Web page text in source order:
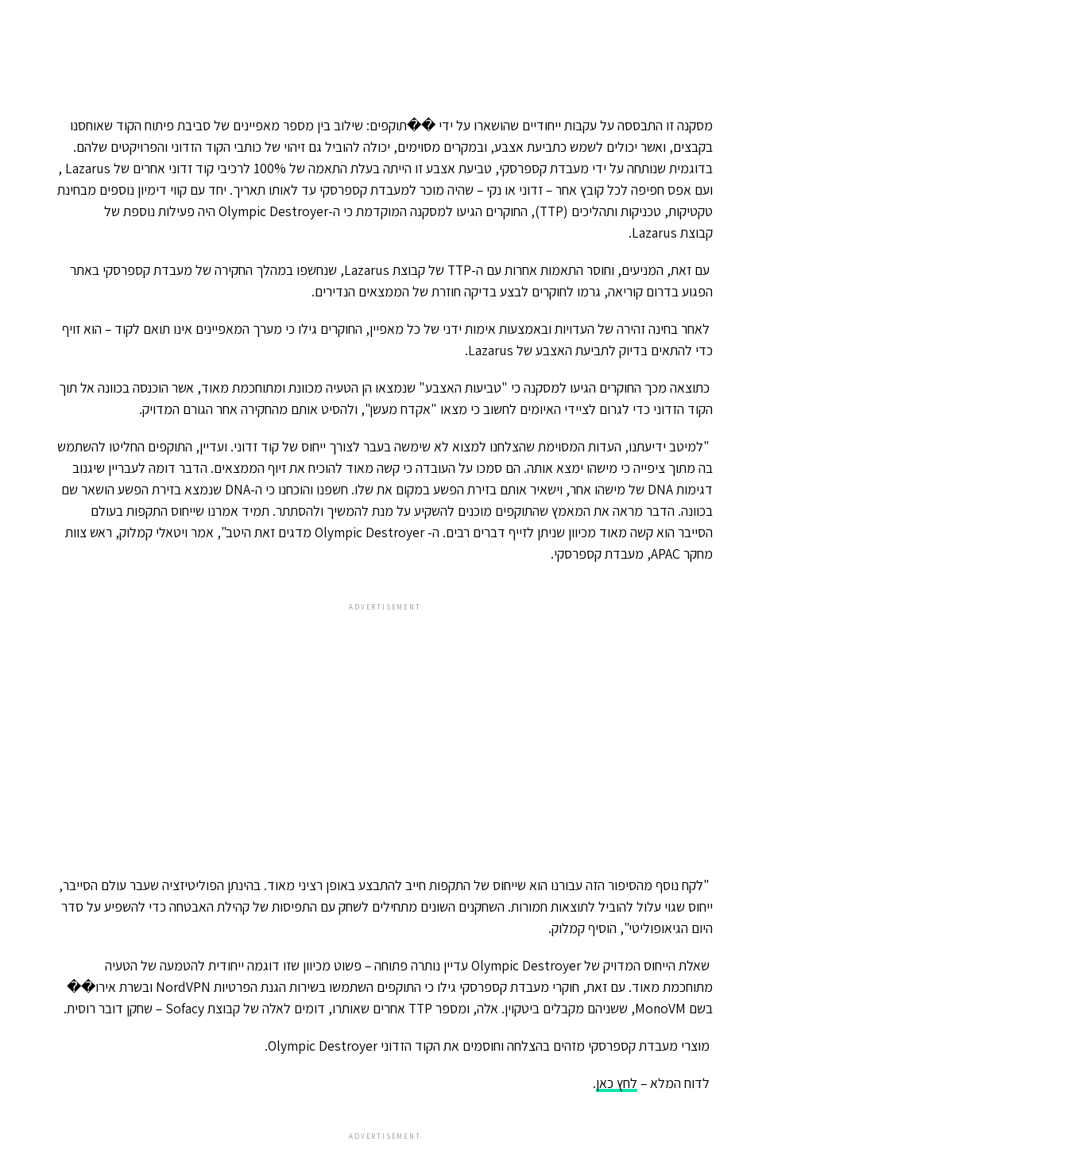
מסקנה זו התבססה על עקבות ייחודיים שהושארו על ידי ��תוקפים: שילוב בין מספר מאפיינים של סביבת פיתוח הקוד שאוחסנו
בקבצים, ואשר יכולים לשמש כתביעת אצבע, ובמקרים מסוימים, יכולה להוביל גם זיהוי של כותבי הקוד הזדוני והפרויקטים שלהם.
בדוגמית שנותחה על ידי מעבדת קספרסקי, טביעת אצבע זו הייתה בעלת התאמה של 100% לרכיבי קוד זדוני אחרים של
Lazarus
,
ועם אפס חפיפה לכל קובץ אחר – זדוני או נקי – שהיה מוכר למעבדת קספרסקי עד לאותו תאריך. יחד עם קווי דימיון נוספים מבחינת
טקטיקות, טכניקות ותהליכים (TTP), החוקרים הגיעו למסקנה המוקדמת כי ה-Olympic Destroyer היה פעילות נוספת של
קבוצת Lazarus
.
עם זאת, המניעים, וחוסר התאמות אחרות עם ה-TTP של קבוצת Lazarus, שנחשפו במהלך החקירה של מעבדת קספרסקי באתר
הפגוע בדרום קוריאה, גרמו לחוקרים לבצע בדיקה חוזרת של הממצאים הנדירים.
לאחר בחינה זהירה של העדויות ובאמצעות אימות ידני של כל מאפיין, החוקרים גילו כי מערך המאפיינים אינו תואם לקוד – הוא זויף
כדי להתאים בדיוק לתביעת האצבע של Lazarus
.
כתוצאה מכך החוקרים הגיעו למסקנה כי "טביעות האצבע" שנמצאו הן הטעיה מכוונת ומתוחכמת מאוד, אשר הוכנסה בכוונה אל תוך
הקוד הזדוני כדי לגרום לציידי האיומים לחשוב כי מצאו "אקדח מעשן", ולהסיט אותם מהחקירה אחר הגורם המדויק.
"למיטב ידיעתנו, העדות המסוימת שהצלחנו למצוא לא שימשה בעבר לצורך ייחוס של קוד זדוני. ועדיין, התוקפים החליטו להשתמש
בה מתוך ציפייה כי מישהו ימצא אותה. הם סמכו על העובדה כי קשה מאוד להוכיח את זיוף הממצאים. הדבר דומה לעבריין שיגנוב
דגימותDNA של מישהו אחר, וישאיר אותם בזירת הפשע במקום את שלו. חשפנו והוכחנו כי ה-DNA שנמצא בזירת הפשע הושאר שם
בכוונה. הדבר מראה את המאמץ שהתוקפים מוכנים להשקיע על מנת להמשיך ולהסתתר. תמיד אמרנו שייחוס התקפות בעולם
הסייבר הוא קשה מאוד מכיוון שניתן לזייף דברים רבים. ה-Olympic Destroyer מדגים זאת היטב", אמר ויטאלי קמלוק, ראש צוות
מחקר APAC, מעבדת קספרסקי.
ADVERTISEMENT
"לקח נוסף מהסיפור הזה עבורנו הוא שייחוס של התקפות חייב להתבצע באופן רציני מאוד. בהינתן הפוליטיזציה שעבר עולם הסייבר,
ייחוס שגוי עלול להוביל לתוצאות חמורות. השחקנים השונים מתחילים לשחק עם התפיסות של קהילת האבטחה כדי להשפיע על סדר
היום הגיאופוליטי", הוסיף קמלוק.
שאלת הייחוס המדויק שלOlympic Destroyer עדיין נותרה פתוחה – פשוט מכיוון שזו דוגמה ייחודית להטמעה של הטעיה
מתוחכמת מאוד. עם זאת, חוקרי מעבדת קספרסקי גילו כי התוקפים השתמשו בשירות הגנת הפרטיות NordVPN ובשרת אירו��
בשם MonoVM, ששניהם מקבלים ביטקוין. אלה, ומספר TTP אחרים שאותרו, דומים לאלה של קבוצתSofacy – שחקן דובר רוסית.
מוצרי מעבדת קספרסקי מזהים בהצלחה וחוסמים את הקוד הזדוניOlympic Destroyer
.
לדוח המלא – לחץ כאן.
ADVERTISEMENT